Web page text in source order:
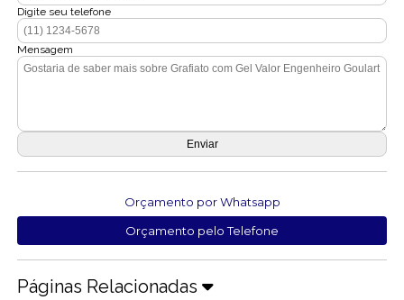
Digite seu telefone
Mensagem
Orçamento por Whatsapp
Orçamento pelo Telefone
Páginas Relacionadas